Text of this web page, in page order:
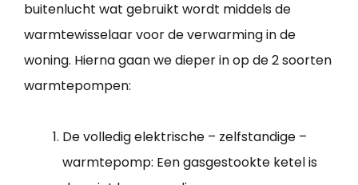
buitenlucht wat gebruikt wordt middels de
warmtewisselaar voor de verwarming in de
woning. Hierna gaan we dieper in op de 2 soorten
warmtepompen:
De volledig elektrische – zelfstandige –
warmtepomp: Een gasgestookte ketel is